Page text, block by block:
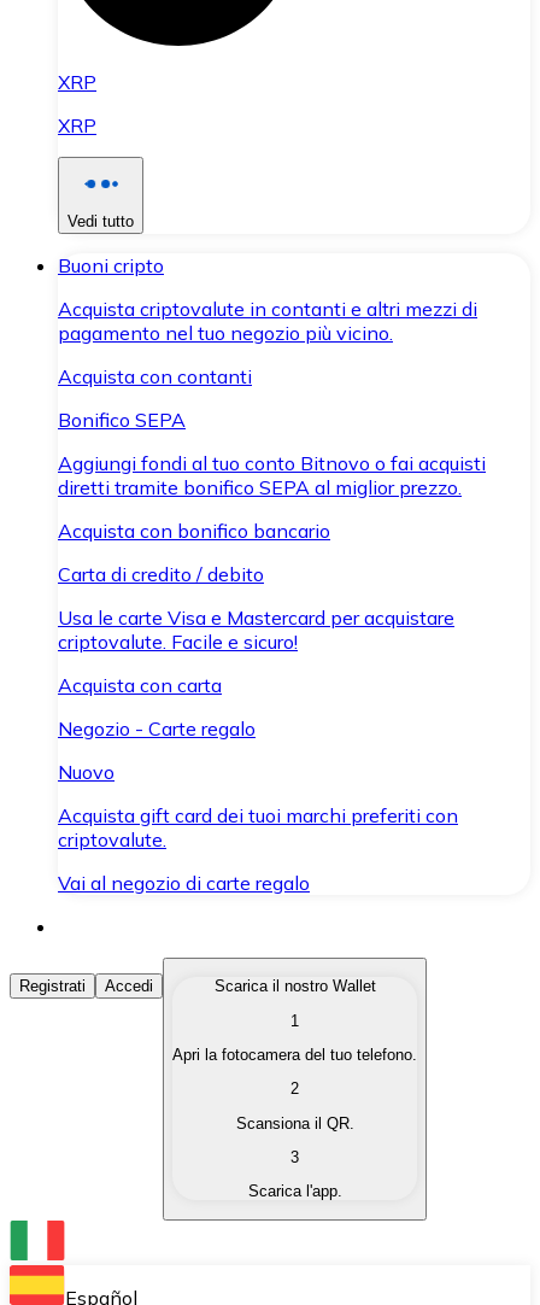
XRP
XRP
Vedi tutto
Buoni cripto
Acquista criptovalute in contanti e altri mezzi di
pagamento nel tuo negozio più vicino.
Acquista con contanti
Bonifico SEPA
Aggiungi fondi al tuo conto Bitnovo o fai acquisti
diretti tramite bonifico SEPA al miglior prezzo.
Acquista con bonifico bancario
Carta di credito / debito
Usa le carte Visa e Mastercard per acquistare
criptovalute. Facile e sicuro!
Acquista con carta
Negozio - Carte regalo
Nuovo
Acquista gift card dei tuoi marchi preferiti con
criptovalute.
Vai al negozio di carte regalo
Acquista Criptovalute
Acquista le criptovalute che ti interessano in modo
Converti le tue criptovalute in valuta fiat quando ne
Scambia una criptovaluta con un'altra
Conserva le tue cripto in un Wallet self-custodial.
Registrati Accedi
Scarica il nostro Wallet
1
Apri la fotocamera del tuo telefono.
2
Scansiona il QR.
3
Scarica l'app.
Español